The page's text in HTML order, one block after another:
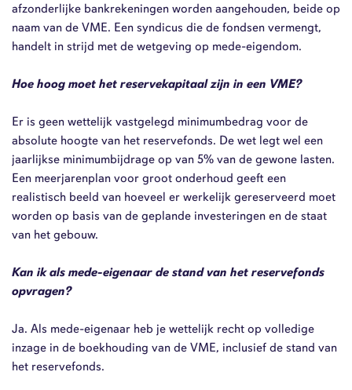
afzonderlijke bankrekeningen worden aangehouden, beide op
naam van de VME. Een syndicus die de fondsen vermengt,
handelt in strijd met de wetgeving op mede-eigendom.
Hoe hoog moet het reservekapitaal zijn in een VME?
Er is geen wettelijk vastgelegd minimumbedrag voor de
absolute hoogte van het reservefonds. De wet legt wel een
jaarlijkse minimumbijdrage op van 5% van de gewone lasten.
Een meerjarenplan voor groot onderhoud geeft een
realistisch beeld van hoeveel er werkelijk gereserveerd moet
worden op basis van de geplande investeringen en de staat
van het gebouw.
Kan ik als mede-eigenaar de stand van het reservefonds
opvragen?
Ja. Als mede-eigenaar heb je wettelijk recht op volledige
inzage in de boekhouding van de VME, inclusief de stand van
het reservefonds.